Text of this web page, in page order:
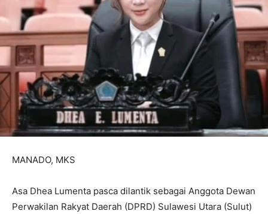
MANADO, MKS
Asa Dhea Lumenta pasca dilantik sebagai Anggota Dewan
Perwakilan Rakyat Daerah (DPRD) Sulawesi Utara (Sulut)